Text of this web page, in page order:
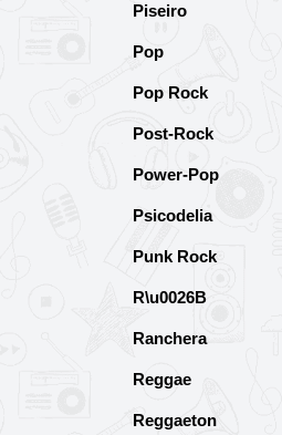
Piseiro
Pop
Pop Rock
Post-Rock
Power-Pop
Psicodelia
Punk Rock
R\u0026B
Ranchera
Reggae
Reggaeton